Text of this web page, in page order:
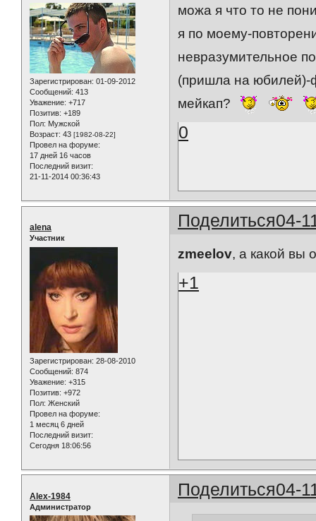
Зарегистрирован: 01-09-2012
Сообщений: 413
Уважение: +717
Позитив: +189
Пол: Мужской
Возраст: 43 [1982-08-22]
Провел на форуме:
17 дней 16 часов
Последний визит:
21-11-2014 00:36:43
можа я что то не
я по моему-
невразумительное
(пришла на юбилей)-
мейкап?
0
Поделиться04-
alena
Участник
Зарегистрирован: 28-08-2010
Сообщений: 874
Уважение: +315
Позитив: +972
Пол: Женский
Провел на форуме:
1 месяц 6 дней
Последний визит:
Сегодня 18:06:56
zmeelov, а какой вы
+1
Поделиться04-
Alex-1984
Администратор